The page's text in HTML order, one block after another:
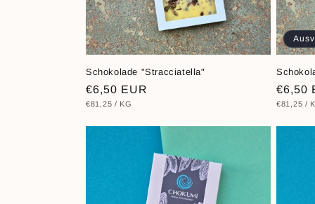
Schokolade "Stracciatella"
Normaler
Preis
€6,50 EUR
STÜCKPREIS
€81,25 / PRO
KG
Preis
€6,50
€81,25 /